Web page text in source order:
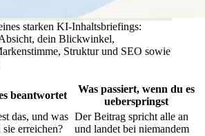
starken KI-Inhaltsbriefings:
dein Blickwinkel,
Struktur und SEO sowie
beantwortet
Was passiert, wenn du es
ueberspringst
das, und was
erreichen?
Der Beitrag spricht alle an
und landet bei niemandem